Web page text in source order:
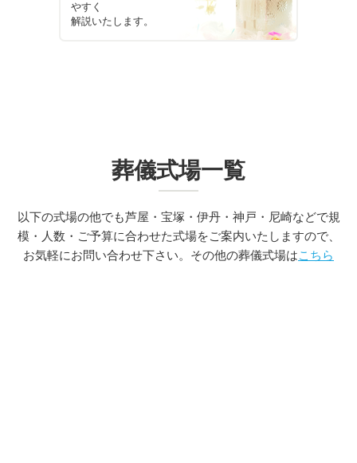
やすく
解説いたします。
葬儀式場一覧
以下の式場の他でも芦屋・宝塚・伊丹・神戸・尼崎などで規
模・人数・ご予算に合わせた式場をご案内いたしますので、
お気軽にお問い合わせ下さい。その他の葬儀式場はこちら